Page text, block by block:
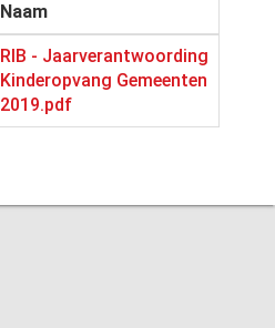
Naam
RIB - Jaarverantwoording
Kinderopvang Gemeenten
2019.pdf